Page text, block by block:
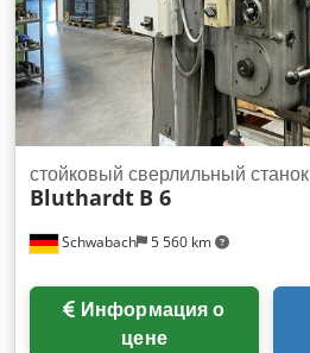
Schwabach 5 560 km
стойковый сверлильный станок
Bluthardt B 6
цене